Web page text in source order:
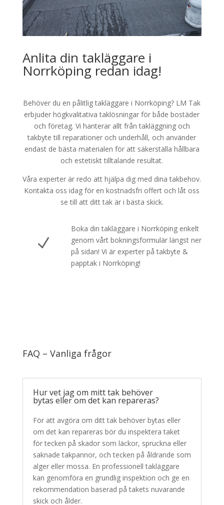
Anlita din takläggare i
Norrköping redan idag!
Behöver du en pålitlig takläggare i Norrköping? LM Tak
erbjuder högkvalitativa taklösningar för både bostäder
och företag. Vi hanterar allt från takläggning och
takbyte till reparationer och underhåll, och använder
endast de bästa materialen för att säkerställa hållbara
och estetiskt tilltalande resultat.
Våra experter är redo att hjälpa dig med dina takbehov.
Kontakta oss idag för en kostnadsfri offert och låt oss
se till att ditt tak är i bästa skick.
N
Boka din takläggare i Norrköping enkelt
genom vårt bokningsformulär längst ner
på sidan! Vi är experter på takbyte &
papptak i Norrköping!
FAQ – Vanliga frågor
Hur vet jag om mitt tak behöver
bytas eller om det kan repareras?
För att avgöra om ditt tak behöver bytas eller
om det kan repareras bör du inspektera taket
för tecken på skador som läckor, spruckna eller
saknade takpannor, och tecken på åldrande som
alger eller mossa. En professionell takläggare
kan genomföra en grundlig inspektion och ge en
rekommendation baserad på takets nuvarande
skick och ålder.